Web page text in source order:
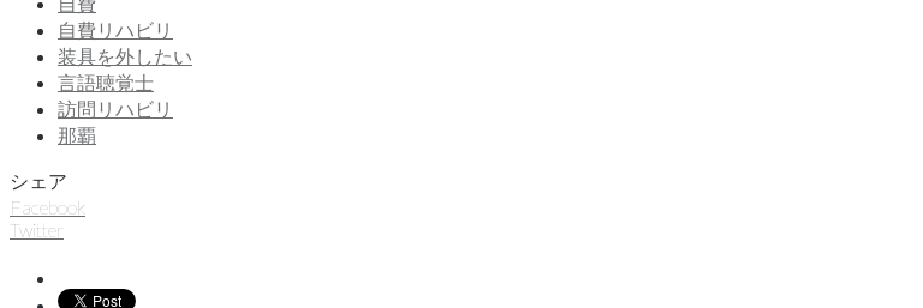
自費リハビリ
装具を外したい
言語聴覚士
訪問リハビリ
那覇
シェア
Facebook
Twitter